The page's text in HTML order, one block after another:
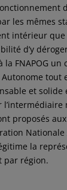
les mêmes
intérieur que
d’y
FNAPOG un
tout
et solide
l’intermédiaire
proposés
la
par région.